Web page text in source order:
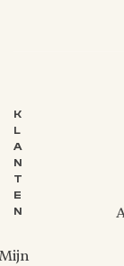
K
L
A
N
T
E
N